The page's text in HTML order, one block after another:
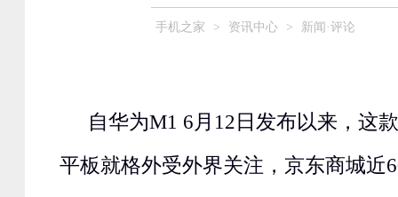
手机之家 > 资讯中心 > 新闻·评论
自华为M1 6月12日发布以来，这
平板就格外受外界关注，京东商城近